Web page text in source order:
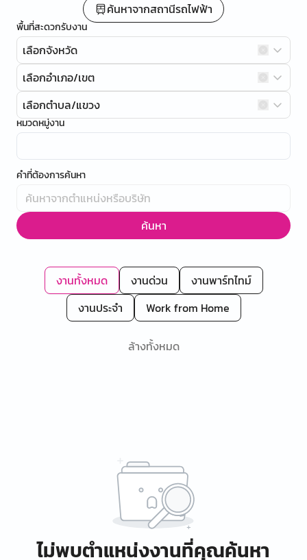
ค้นหาจากสถานีรถไฟฟ้า
พื้นที่สะดวกรับงาน
เลือกจังหวัด
เลือกอำเภอ/เขต
เลือกตำบล/แขวง
หมวดหมู่งาน
คำที่ต้องการค้นหา
ค้นหา
งานทั้งหมด งานด่วน
งานพาร์ทไทม์
งานประจำ
Work from Home
ล้างทั้งหมด
ไม่พบตำแหน่งงานที่คุณค้นหา